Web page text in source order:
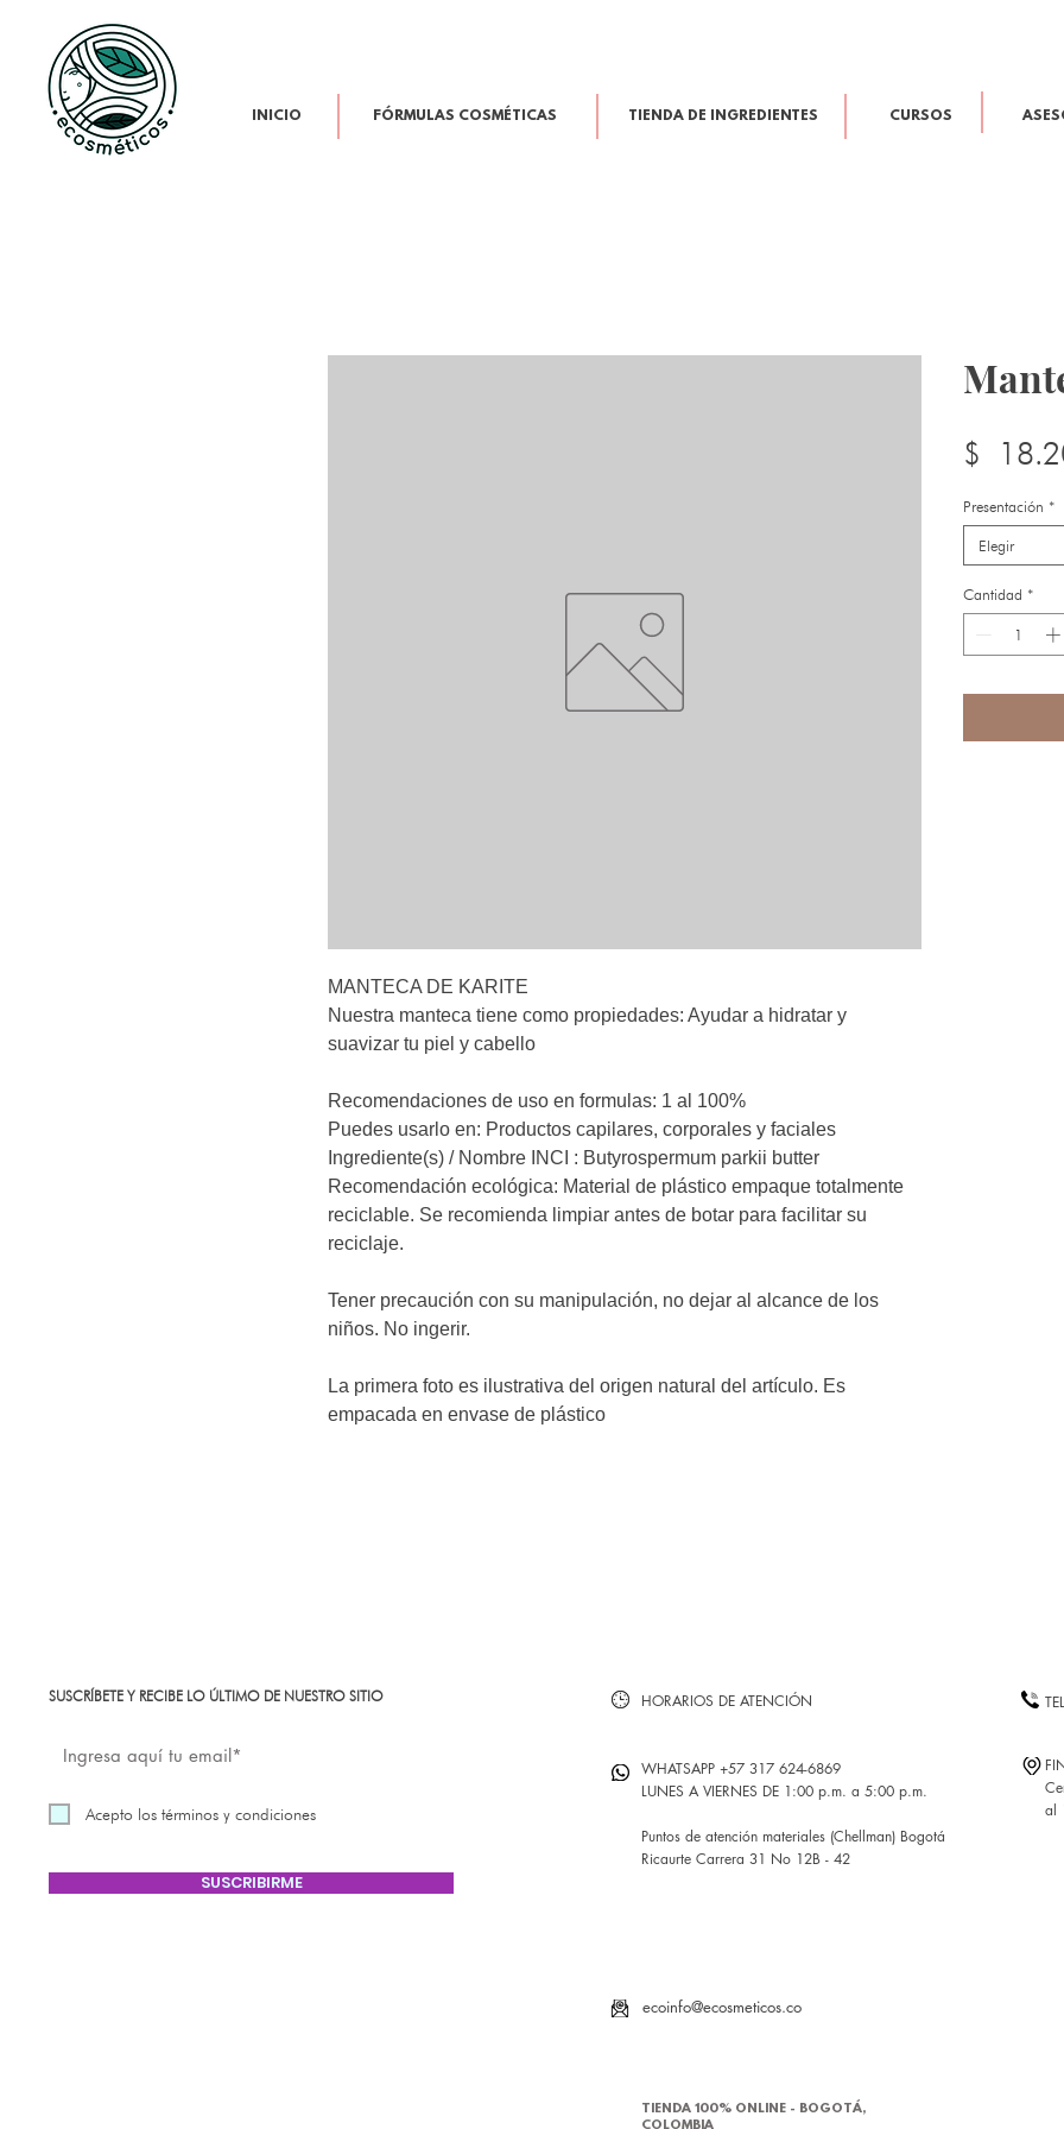
INICIO FÓRMULAS COSMÉTICAS TIENDA DE INGREDIENTES CURSOS
MANTECA DE KARITE
Nuestra manteca tiene como propiedades: Ayudar a hidratar y
suavizar tu piel y cabello
Recomendaciones de uso en formulas: 1 al 100%
Puedes usarlo en: Productos capilares, corporales y faciales
Ingrediente(s) / Nombre INCI : Butyrospermum parkii butter
Recomendación ecológica: Material de plástico empaque totalmente
reciclable. Se recomienda limpiar antes de botar para facilitar su
reciclaje.
Tener precaución con su manipulación, no dejar al alcance de los
niños. No ingerir.
La primera foto es ilustrativa del origen natural del artículo. Es
empacada en envase de plástico
$
Presentación *
Elegir
Cantidad *
SUSCRÍBETE Y RECIBE LO ÚLTIMO DE NUESTRO SITIO
Acepto los términos y condiciones
SUSCRIBIRME
HORARIOS DE ATENCIÓN
WHATSAPP +57 317 624-6869
LUNES A VIERNES DE 1:00 p.m. a 5:00 p.m.
Puntos de atención materiales (Chellman) Bogotá
Ricaurte Carrera 31 No 12B - 42
al
ecoinfo@ecosmeticos.co
TIENDA 100% ONLINE - BOGOTÁ,